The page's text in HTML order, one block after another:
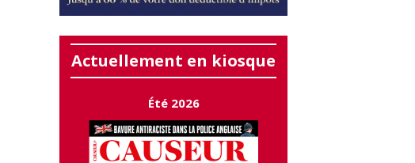
Actuellement en kiosque
Été 2026